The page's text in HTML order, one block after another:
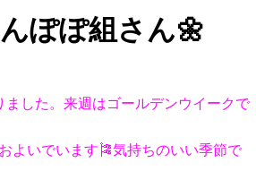
ぽぽ組さん🌼
した。来週はゴールデンウイークで
よいでいます🎏気持ちのいい季節で